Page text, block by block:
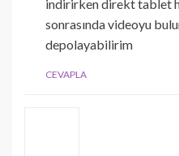
indirirken direkt tablet
sonrasında videoyu
depolayabilirim
CEVAPLA